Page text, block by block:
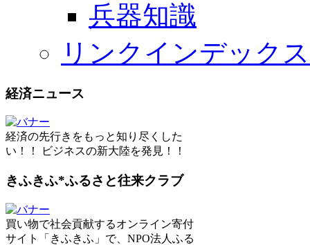
兵器知識
リンクインデックス
経済ニュース
経済の先行きをもっと知り尽くした
い！！ ビジネスの新大陸を発見！！
きふきふ*ふるさと往来クラブ
買い物で社会貢献するオンライン寄付
サイト「きふきふ」で、NPO法人ふる